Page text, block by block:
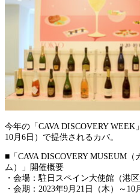
今年の「CAVA DISCOVERY WEEK
10月6日）で提供されるカバ。
■「CAVA DISCOVERY MUSEUM
ム）」開催概要
・会場：駐日スペイン大使館（港
・会期：2023年9月21日（木）～